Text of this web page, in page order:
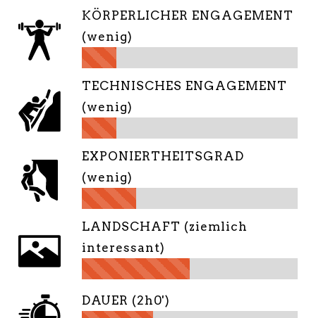
KÖRPERLICHER ENGAGEMENT
(wenig)
TECHNISCHES ENGAGEMENT
(wenig)
EXPONIERTHEITSGRAD
(wenig)
LANDSCHAFT (ziemlich
interessant)
DAUER (2h0')